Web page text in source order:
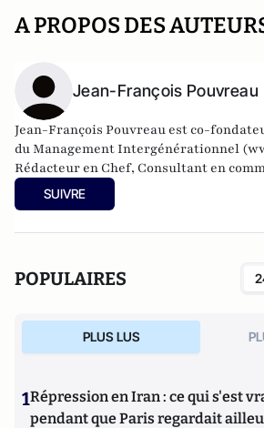
A PROPOS DES
Jean-François Pouvreau
Jean-François Pouvreau est co-
du Management Intergénérationnel (
Rédacteur en Chef, Consultant en
entreprise et en communication
SUIVRE
POPULAIRES
PLUS LUS
1Répression en Iran : ce qui s'est
pendant que Paris regardait